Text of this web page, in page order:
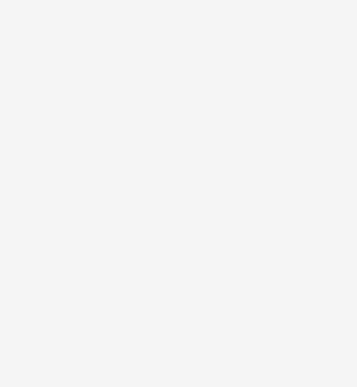
после утверждения